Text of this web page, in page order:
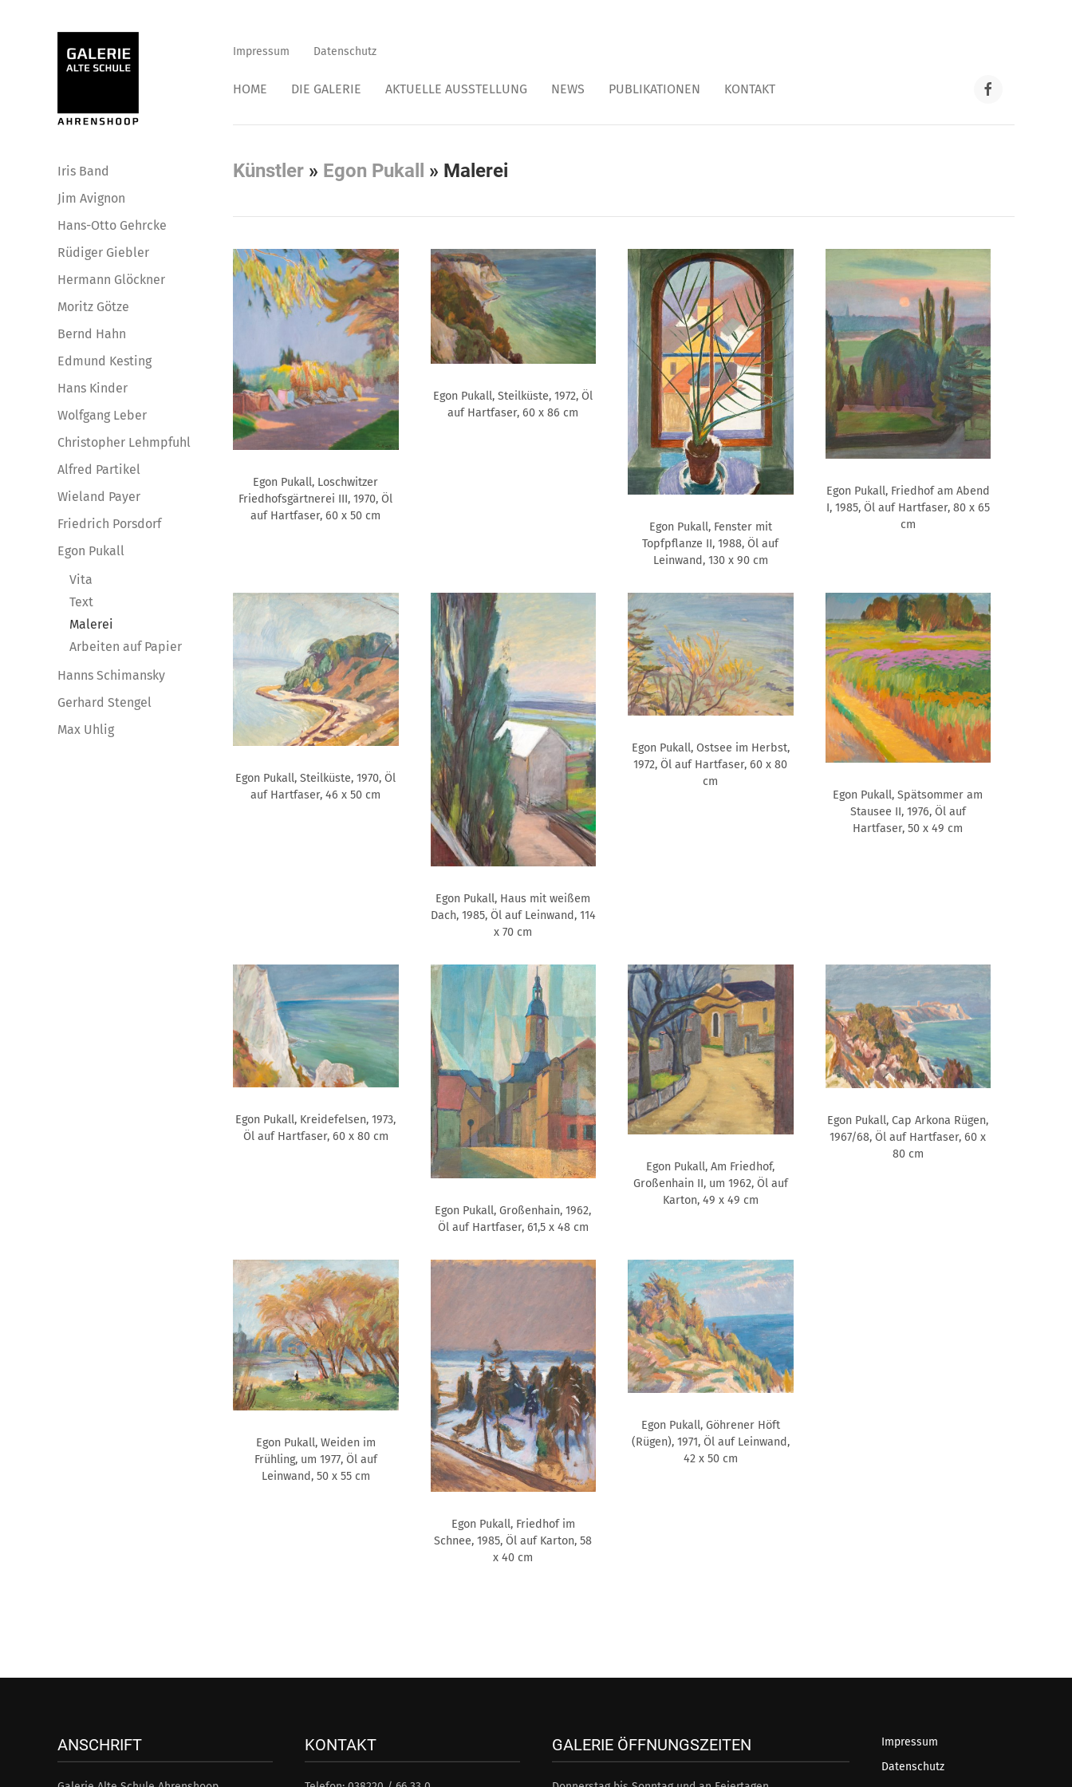
Impressum Datenschutz
HOME DIE GALERIE AKTUELLE AUSSTELLUNG NEWS PUBLIKATIONEN KONTAKT
Iris Band
Jim Avignon
Hans-Otto Gehrcke
Rüdiger Giebler
Hermann Glöckner
Moritz Götze
Bernd Hahn
Edmund Kesting
Hans Kinder
Wolfgang Leber
Christopher Lehmpfuhl
Alfred Partikel
Wieland Payer
Friedrich Porsdorf
Egon Pukall
Vita
Text
Malerei
Arbeiten auf Papier
Hanns Schimansky
Gerhard Stengel
Max Uhlig
Künstler » Egon Pukall » Malerei
Egon Pukall, Loschwitzer
Friedhofsgärtnerei III, 1970, Öl
auf Hartfaser, 60 x 50 cm
Egon Pukall, Steilküste, 1972, Öl
auf Hartfaser, 60 x 86 cm
Egon Pukall, Fenster mit
Topfpflanze II, 1988, Öl auf
Leinwand, 130 x 90 cm
Egon Pukall, Friedhof am Abend
I, 1985, Öl auf Hartfaser, 80 x 65
cm
Egon Pukall, Steilküste, 1970, Öl
auf Hartfaser, 46 x 50 cm
Egon Pukall, Haus mit weißem
Dach, 1985, Öl auf Leinwand, 114
x 70 cm
Egon Pukall, Ostsee im Herbst,
1972, Öl auf Hartfaser, 60 x 80
cm
Egon Pukall, Spätsommer am
Stausee II, 1976, Öl auf
Hartfaser, 50 x 49 cm
Egon Pukall, Kreidefelsen, 1973,
Öl auf Hartfaser, 60 x 80 cm
Egon Pukall, Großenhain, 1962,
Öl auf Hartfaser, 61,5 x 48 cm
Egon Pukall, Am Friedhof,
Großenhain II, um 1962, Öl auf
Karton, 49 x 49 cm
Egon Pukall, Cap Arkona Rügen,
1967/68, Öl auf Hartfaser, 60 x
80 cm
Egon Pukall, Weiden im
Frühling, um 1977, Öl auf
Leinwand, 50 x 55 cm
Egon Pukall, Friedhof im
Schnee, 1985, Öl auf Karton, 58
x 40 cm
Egon Pukall, Göhrener Höft
(Rügen), 1971, Öl auf Leinwand,
42 x 50 cm
ANSCHRIFT KONTAKT GALERIE ÖFFNUNGSZEITEN
Impressum
Datenschutz